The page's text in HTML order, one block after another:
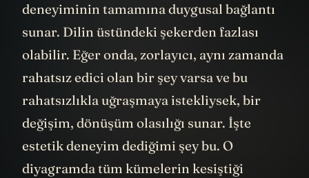
deneyiminin tamamına duygusal bağlantı
sunar. Dilin üstündeki şekerden fazlası
olabilir. Eğer onda, zorlayıcı, aynı zamanda
rahatsız edici olan bir şey varsa ve bu
rahatsızlıkla uğraşmaya istekliysek, bir
değişim, dönüşüm olasılığı sunar. İşte
estetik deneyim dediğimi şey bu. O
diyagramda tüm kümelerin kesiştiği